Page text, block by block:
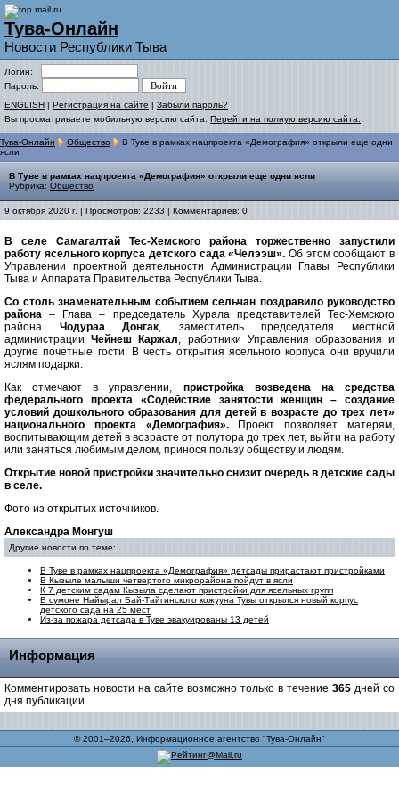
Тува-Онлайн
Новости Республики Тыва
Логин:
Пароль:
ENGLISH | Регистрация на сайте | Забыли пароль?
Вы просматриваете мобильную версию сайта. Перейти на полную версию сайта.
Тува-Онлайн Общество
В Туве в рамках нацпроекта «Демография» открыли еще одни
ясли
В Туве в рамках нацпроекта «Демография» открыли еще одни ясли
Рубрика: Общество
9 октября 2020 г. | Просмотров: 2233 | Комментариев: 0
В селе Самагалтай Тес-Хемского района торжественно запустили
работу ясельного корпуса детского сада «Челээш». Об этом сообщают в
Управлении проектной деятельности Администрации Главы Республики
Тыва и Аппарата Правительства Республики Тыва.
Со столь знаменательным событием сельчан поздравило руководство
района – Глава – председатель Хурала представителей Тес-Хемского
района Чодураа Донгак, заместитель председателя местной
администрацииЧейнеш Каржал, работники Управления образования и
другие почетные гости. В честь открытия ясельного корпуса они вручили
яслям подарки.
Как отмечают в управлении, пристройка возведена на средства
федерального проекта «Содействие занятости женщин – создание
условий дошкольного образования для детей в возрасте до трех лет»
национального проекта «Демография».
Проект позволяет матерям,
воспитывающим детей в возрасте от полутора до трех лет, выйти на работу
или заняться любимым делом, принося пользу обществу и людям.
Открытие новой пристройки значительно снизит очередь в детские сады
в селе.
Фото из открытых источников.
Александра Монгуш
Другие новости по теме:
В Туве в рамках нацпроекта «Демография» детсады прирастают пристройками
В Кызыле малыши четвертого микрорайона пойдут в ясли
К 7 детским садам Кызыла сделают пристройки для ясельных групп
В сумоне Найырал Бай-Тайгинского кожууна Тувы открылся новый корпус
детского сада на 25 мест
Из-за пожара детсада в Туве эвакуированы 13 детей
Информация
Комментировать новости на сайте возможно только в течение 365 дней со
дня публикации.
© 2001–2026, Информационное агентство "Тува-Онлайн"